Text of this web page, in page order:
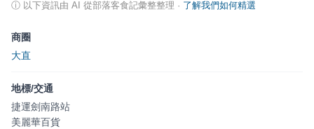
ⓘ 以下資訊由 AI 從部落客食記彙整整理 · 了解我們如何精選
商圈
大直
地標/交通
捷運劍南路站
美麗華百貨